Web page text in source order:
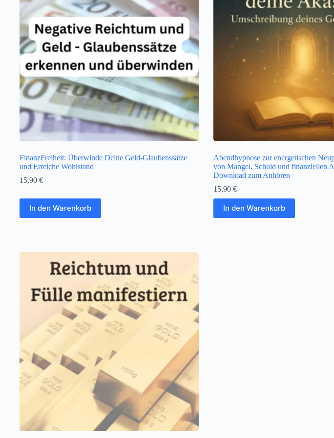
FinanzFreiheit: Überwinde Deine Geld-Glaubenssätze
und Erreiche Wohlstand
15,90 €
In den Warenkorb
Abendhypnose zur energetischen
von Mangel, Schuld und finanziellen
Download zum Anhören
15,90 €
In den Warenkorb